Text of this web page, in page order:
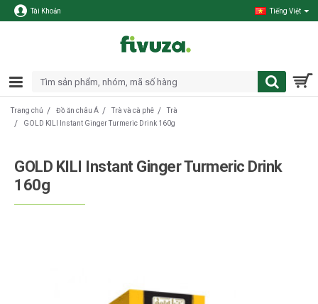
Tài Khoản Tiếng Việt
Trang chủ Đồ ăn châu Á Trà và cà phê
Trà
GOLD KILI Instant Ginger Turmeric Drink 160g
GOLD KILI Instant Ginger Turmeric Drink
160g